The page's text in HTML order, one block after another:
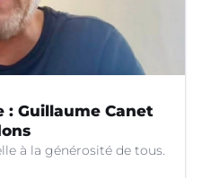
: Guillaume Canet
à la générosité de tous.